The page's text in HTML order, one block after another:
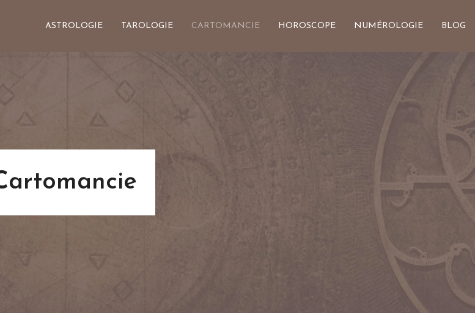
ASTROLOGIE TAROLOGIE CARTOMANCIE HOROSCOPE NUMÉROLOGIE BLOG